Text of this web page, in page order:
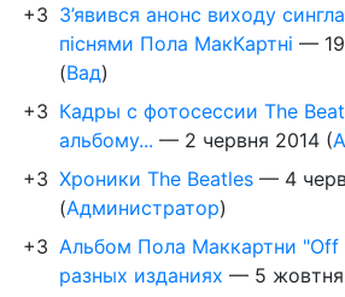
+3 З’явився анонс виходу
піснями Пола МакКартні —
(Вад)
+3 Кадры с фотосессии The
альбому... — 2 червня 2014 (
+3 Хроники The Beatles — 4
(Администратор)
+3 Альбом Пола Маккартни "Off
разных изданиях — 5